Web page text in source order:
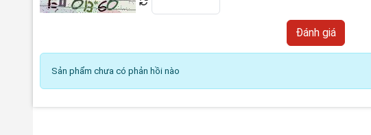
Sản phẩm chưa có phản hồi nào